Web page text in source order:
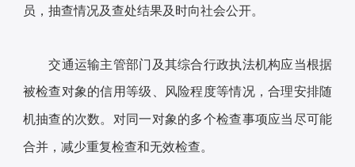
员，抽查情况及查处结果及时向社会公开。
交通运输主管部门及其综合行政执法机构应当根据
被检查对象的信用等级、风险程度等情况，合理安排随
机抽查的次数。对同一对象的多个检查事项应当尽可能
合并，减少重复检查和无效检查。